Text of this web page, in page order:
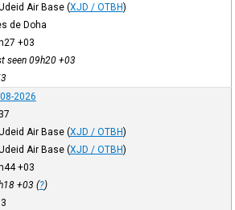
Air Base (XJD / OTBH)
de Doha
+03
seen 09h20 +03
2026
Air Base (XJD / OTBH)
Air Base (XJD / OTBH)
+03
+03 (?)